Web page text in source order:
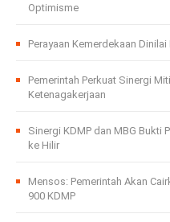
Optimisme
Perayaan Kemerdekaan
Pemerintah Perkuat Sinergi
Ketenagakerjaan
Sinergi KDMP dan MBG Bukti
ke Hilir
Mensos: Pemerintah Akan
900 KDMP